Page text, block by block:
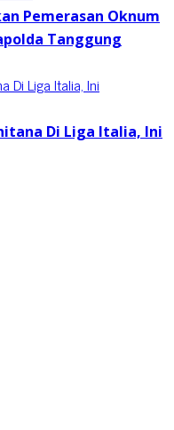
Pemerasan Oknum
Tanggung
Di Liga Italia, Ini